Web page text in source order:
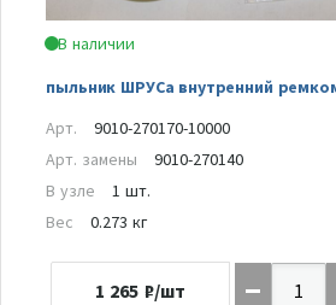
В наличии
пыльник ШРУСа внутренний
Арт.
9010-270170-10000
Арт. замены
9010-270140
В узле
1 шт.
Вес
0.273 кг
1 265 ₽/шт